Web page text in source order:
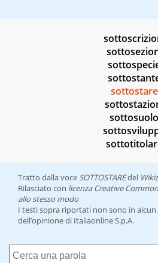
sottostare
sottosuolo
Tratto dalla voce SOTTOSTAREdel
Rilasciato con licenza Creative
allo stesso modo
I testi sopra riportati non sono in
dell’opinione di Italiaonline S.p.A.